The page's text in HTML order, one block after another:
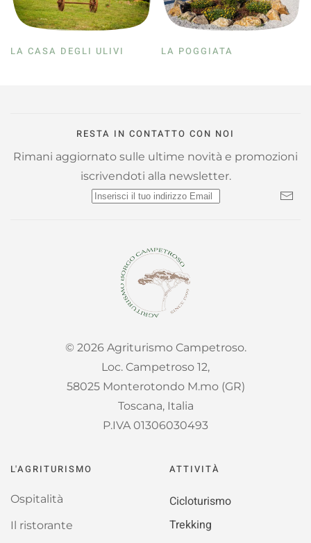
LA CASA DEGLI ULIVI LA POGGIATA
RESTA IN CONTATTO CON NOI
Rimani aggiornato sulle ultime novità e promozioni
iscrivendoti alla newsletter.
© 2026Agriturismo Campetroso.
Loc. Campetroso 12,
58025 Monterotondo M.mo (GR)
Toscana, Italia
P.IVA 01306030493
L'AGRITURISMO
Ospitalità
Il ristorante
ATTIVITÀ
Cicloturismo
Trekking